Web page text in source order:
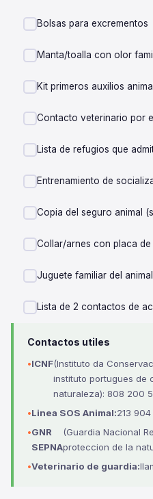
Bolsas para excrementos
Manta/toalla con olor
Kit primeros auxilios animal
Contacto veterinario por
Lista de refugios que
Entrenamiento de
Copia del seguro animal
Collar/arnes con placa
Juguete familiar del animal
Lista de 2 contactos de
Contactos utiles
ICNF(Instituto da
instituto portugues de
naturaleza): 808 200
Linea SOS Animal:213
GNR
SEPNA
(Guardia Nacional
proteccion de la
Veterinario de guardia: